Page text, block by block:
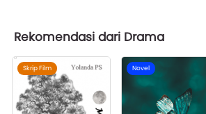
Rekomendasi dari Drama
Skrip Film Novel